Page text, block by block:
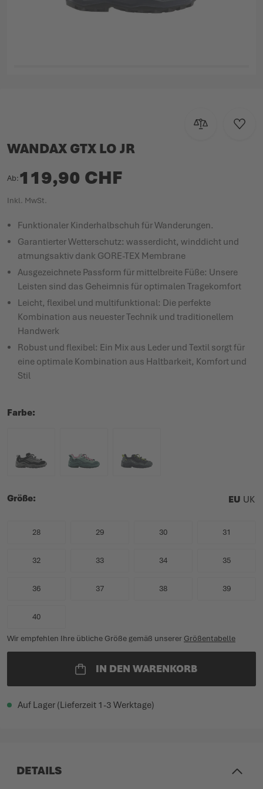
Zur Zur
WANDAX GTX LO JR
Ab 119,90 CHF
Inkl. MwSt.
Funktionaler Kinderhalbschuh für Wanderungen.
Garantierter Wetterschutz: wasserdicht, winddicht und
atmungsaktiv dank GORE-TEX Membrane
Ausgezeichnete Passform für mittelbreite Füße: Unsere
Leisten sind das Geheimnis für optimalen Tragekomfort
Leicht, flexibel und multifunktional: Die perfekte
Kombination aus neuester Technik und traditionellem
Handwerk
Robust und flexibel: Ein Mix aus Leder und Textil sorgt für
eine optimale Kombination aus Haltbarkeit, Komfort und
Stil
Farbe
Größe EU UK
28 29 30 31
32 33 34 35
36 37 38 39
40
Wir empfehlen Ihre übliche Größe gemäß unserer Größentabelle
IN DEN WARENKORB
Auf Lager (Lieferzeit 1-3 Werktage)
DETAILS